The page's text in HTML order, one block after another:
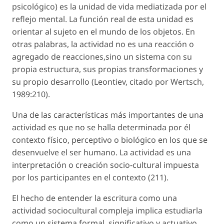
psicológico) es la unidad de vida mediatizada por el
reflejo mental. La función real de esta unidad es
orientar al sujeto en el mundo de los objetos. En
otras palabras, la actividad no es una reacción o
agregado de reacciones,sino un sistema con su
propia estructura, sus propias transformaciones y
su propio desarrollo (Leontiev, citado por Wertsch,
1989:210).
Una de las características más importantes de una
actividad es que no se halla determinada por él
contexto físico, perceptivo o biológico en los que se
desenvuelve el ser humano. La actividad es una
interpretación o creación socio-cultural impuesta
por los participantes en el contexto (211).
El hecho de entender la escritura como una
actividad sociocultural compleja implica estudiarla